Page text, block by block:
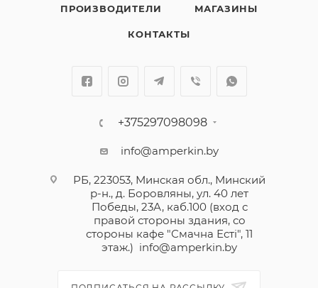
ПРОИЗВОДИТЕЛИ МАГАЗИНЫ
КОНТАКТЫ
+375297098098
info@amperkin.by
РБ, 223053, Минская обл., Минский
р-н., д. Боровляны, ул. 40 лет
Победы, 23А, каб.100 (вход с
правой стороны здания, со
стороны кафе "Смачна Естi", 11
этаж.) info@amperkin.by